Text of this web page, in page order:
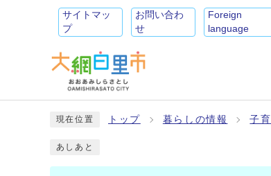
サイトマッ
プ
お問い合わ
せ
Foreign
language
現在位置 トップ 暮らしの情報 子
あしあと